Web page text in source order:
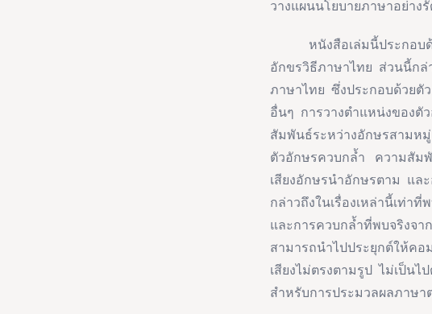
วางแผนนโยบายภาษาอย่าง
หนังสือเล่มนี้ประกอบด้ว
อักขรวิธีภาษาไทย ส่วนนี้กล่
ภาษาไทย ซึ่งประกอบด้วย
อื่นๆ การวางตำแหน่งของตั
สัมพันธ์ระหว่างอักษรสามห
ตัวอักษรควบกล้ำ ความสัม
เสียงอักษรนำอักษรตาม แล
กล่าวถึงในเรื่องเหล่านี้เท่า
และการควบกล้ำที่พบจริงจ
สามารถนำไปประยุกต์ให้ค
เสียงไม่ตรงตามรูป ไม่เป็น
สำหรับการประมวลผลภาษา